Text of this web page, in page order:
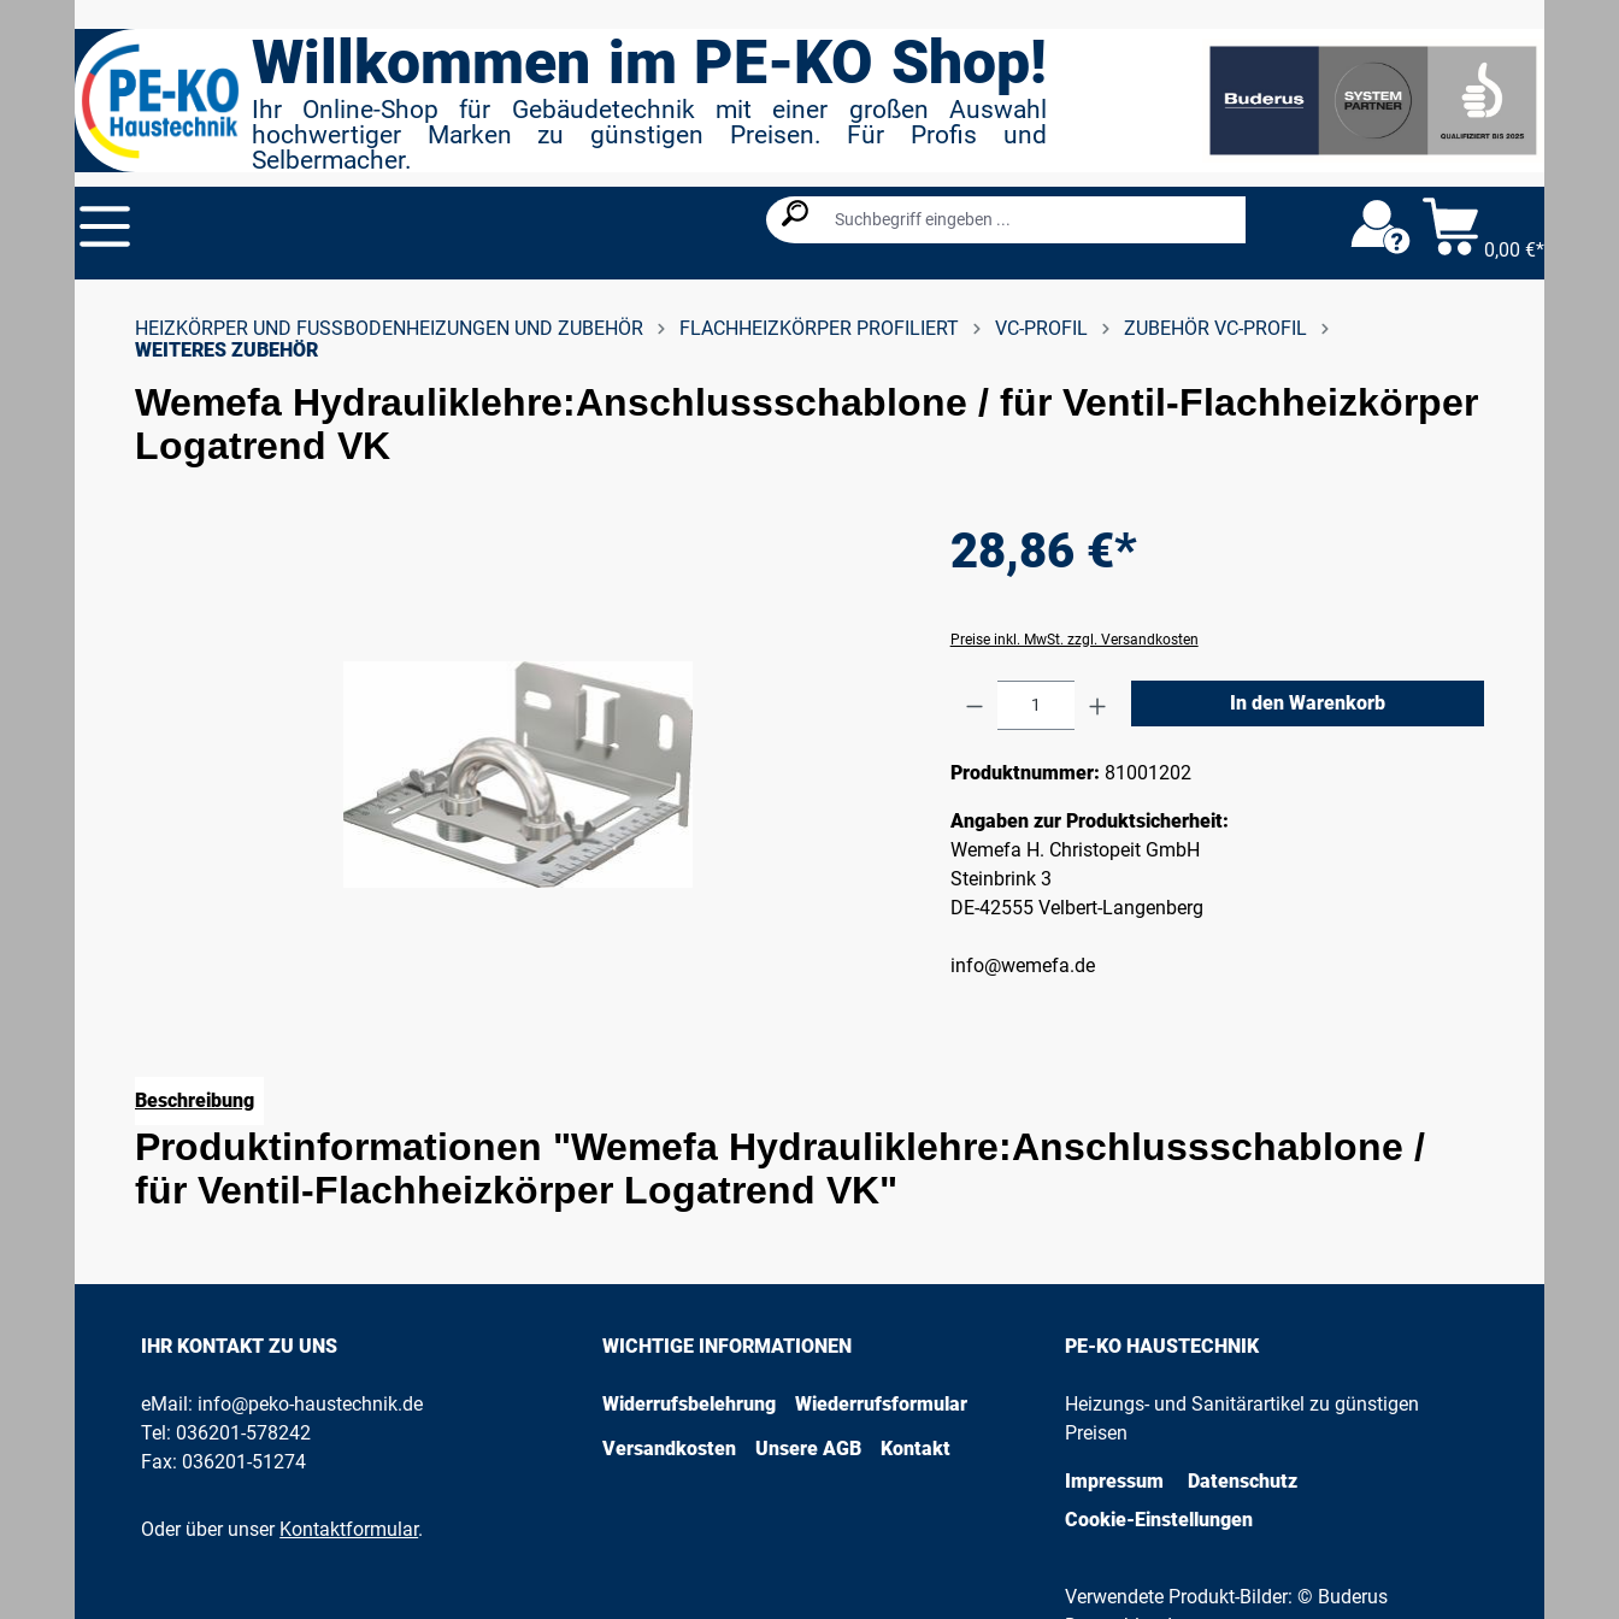
Suche springen
Willkommen im PE-KO Shop!
Ihr Online-Shop für Gebäudetechnik mit einer großen Auswahl
hochwertiger Marken zu günstigen Preisen. Für Profis und
Selbermacher.
0,00 €*
HEIZKÖRPER UND FUSSBODENHEIZUNGEN UND ZUBEHÖR FLACHHEIZKÖRPER PROFILIERT VC-PROFIL
ZUBEHÖR VC-PROFIL
WEITERES ZUBEHÖR
Wemefa Hydrauliklehre:Anschlussschablone / für Ventil-Flachheizkörper
Logatrend VK
28,86 €*
Preise inkl. MwSt. zzgl. Versandkosten
Produkt Anzahl: Gib den gewünschten Wert ein
In den Warenkorb
Produktnummer: 81001202
Angaben zur Produktsicherheit:
Wemefa H. Christopeit GmbH
Steinbrink 3
DE-42555 Velbert-Langenberg
info@wemefa.de
Beschreibung
Produktinformationen "Wemefa Hydrauliklehre:Anschlussschablone /
für Ventil-Flachheizkörper Logatrend VK"
IHR KONTAKT ZU UNS
eMail: info@peko-haustechnik.de
Tel:036201-578242
Fax: 036201-51274
Oder über unser Kontaktformular.
WICHTIGE INFORMATIONEN
Widerrufsbelehrung
Wiederrufsformular
Versandkosten
Unsere AGB Kontakt
PE-KO HAUSTECHNIK
Heizungs- und Sanitärartikel zu günstigen
Preisen
Impressum
Datenschutz
Cookie-Einstellungen
Verwendete Produkt-Bilder: © Buderus